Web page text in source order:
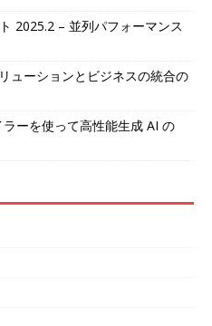
2025.2 – 並列パフォーマンス
ューションとビジネスの統合の
ーを使って高性能生成 AI の